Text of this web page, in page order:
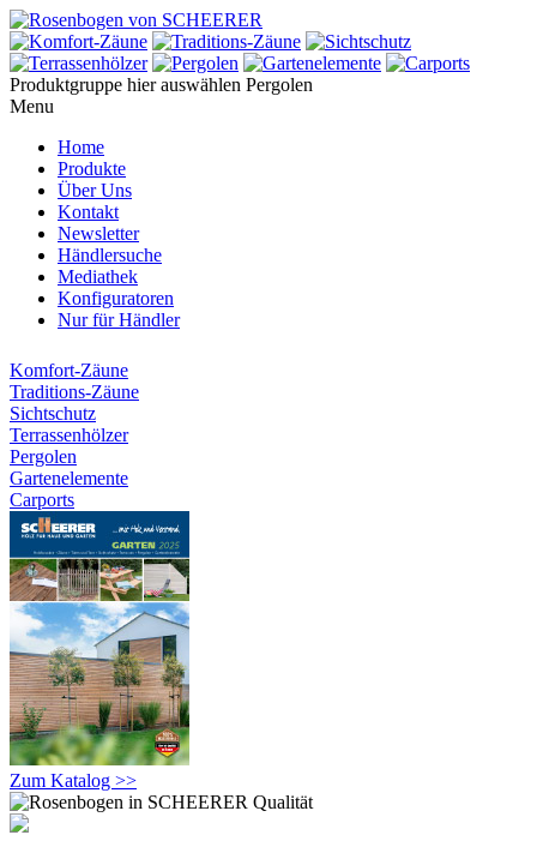
Produktgruppe hier auswählen Pergolen
Menu
Home
Produkte
Über Uns
Kontakt
Newsletter
Händlersuche
Mediathek
Konfiguratoren
Nur für Händler
Komfort-Zäune
Traditions-Zäune
Sichtschutz
Terrassenhölzer
Pergolen
Gartenelemente
Carports
Zum Katalog >>